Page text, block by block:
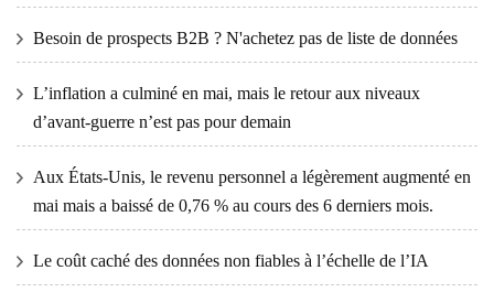
Besoin de prospects B2B ? N'achetez pas de liste de données
L’inflation a culminé en mai, mais le retour aux niveaux
d’avant-guerre n’est pas pour demain
Aux États-Unis, le revenu personnel a légèrement augmenté en
mai mais a baissé de 0,76 % au cours des 6 derniers mois.
Le coût caché des données non fiables à l’échelle de l’IA